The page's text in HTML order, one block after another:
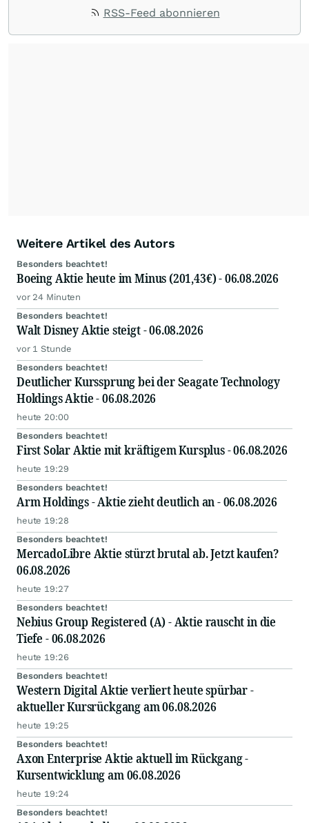
Rohstoffe oder Krypto – die Beiträge sind kurz,
RSS-Feed abonnieren
Weitere Artikel des Autors
Besonders beachtet!
Boeing Aktie heute im Minus (201,43€) - 06.08.2026
vor 24 Minuten
Besonders beachtet!
Walt Disney Aktie steigt - 06.08.2026
vor 1 Stunde
Besonders beachtet!
Deutlicher Kurssprung bei der Seagate Technology
Holdings Aktie - 06.08.2026
heute 20:00
Besonders beachtet!
First Solar Aktie mit kräftigem Kursplus - 06.08.2026
heute 19:29
Besonders beachtet!
Arm Holdings - Aktie zieht deutlich an - 06.08.2026
heute 19:28
Besonders beachtet!
MercadoLibre Aktie stürzt brutal ab. Jetzt kaufen?
06.08.2026
heute 19:27
Besonders beachtet!
Nebius Group Registered (A) - Aktie rauscht in die
Tiefe - 06.08.2026
heute 19:26
Besonders beachtet!
Western Digital Aktie verliert heute spürbar -
aktueller Kursrückgang am 06.08.2026
heute 19:25
Besonders beachtet!
Axon Enterprise Aktie aktuell im Rückgang -
Kursentwicklung am 06.08.2026
heute 19:24
Besonders beachtet!